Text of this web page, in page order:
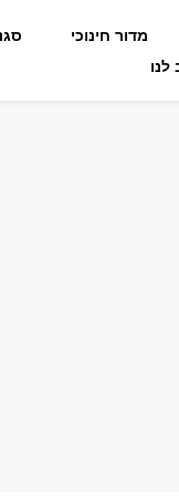
מדור חינוכי
לנו